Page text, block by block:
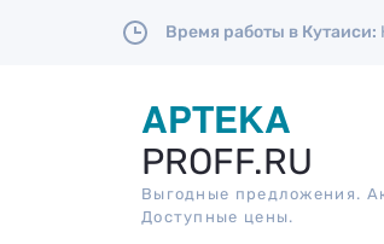
Время работы в Кутаиси:
APTEKA
PROFF.RU
Выгодные предложения.
Доступные цены.